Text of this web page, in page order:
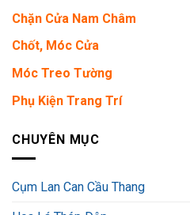
Chặn Cửa Nam Châm
Chốt, Móc Cửa
Móc Treo Tường
Phụ Kiện Trang Trí
CHUYÊN MỤC
Cụm Lan Can Cầu Thang